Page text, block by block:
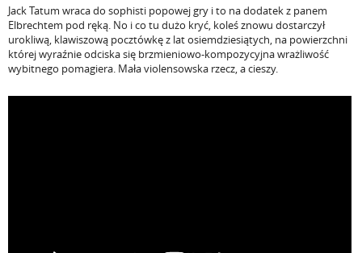
Jack Tatum wraca do sophisti popowej gry i to na dodatek z panem
Elbrechtem pod ręką. No i co tu dużo kryć, koleś znowu dostarczył
urokliwą, klawiszową pocztówkę z lat osiemdziesiątych, na powierzchni
której wyraźnie odciska się brzmieniowo-kompozycyjna wrażliwość
wybitnego pomagiera. Mała violensowska rzecz, a cieszy.